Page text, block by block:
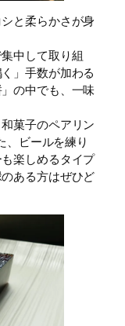
と柔らかさが身
中して取り組
」手数が加わる
の中でも、一味
菓子のペアリン
、ビールを練り
楽しめるタイプ
ある方はぜひど